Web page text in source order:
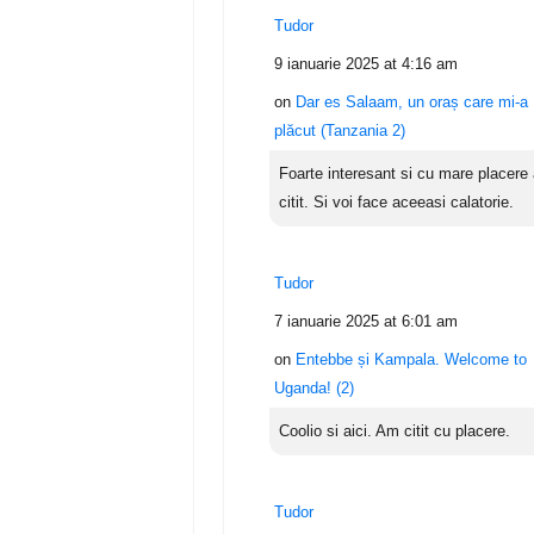
Tudor
9 ianuarie 2025 at 4:16 am
on Dar es Salaam, un oraș care mi-a
plăcut (Tanzania 2)
Foarte interesant si cu mare placere
citit. Si voi face aceeasi calatorie.
Tudor
7 ianuarie 2025 at 6:01 am
on Entebbe și Kampala. Welcome to
Uganda! (2)
Coolio si aici. Am citit cu placere.
Tudor